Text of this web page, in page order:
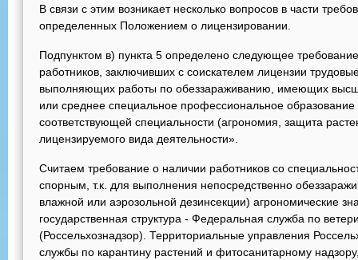
В связи с этим возникает несколько вопросов в части
определенных Положением о лицензировании.
Подпунктом в) пункта 5 определено следующее
работников, заключивших с соискателем лицензии
выполняющих работы по обеззараживанию, имеющих
или среднее специальное профессиональное
соответствующей специальности (агрономия, защита
лицензируемого вида деятельности».
Считаем требование о наличии работников со
спорным, т.к. для выполнения непосредственно
влажной или аэрозольной дезинсекции) агрономические
государственная структура - Федеральная служба по
(Россельхознадзор). Территориальные управления
службы по карантину растений и фитосанитарному